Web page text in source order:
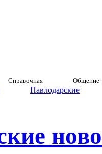
Справочная Общение
Павлодарские